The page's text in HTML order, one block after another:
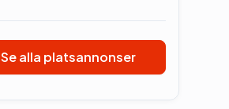
Se alla platsannonser